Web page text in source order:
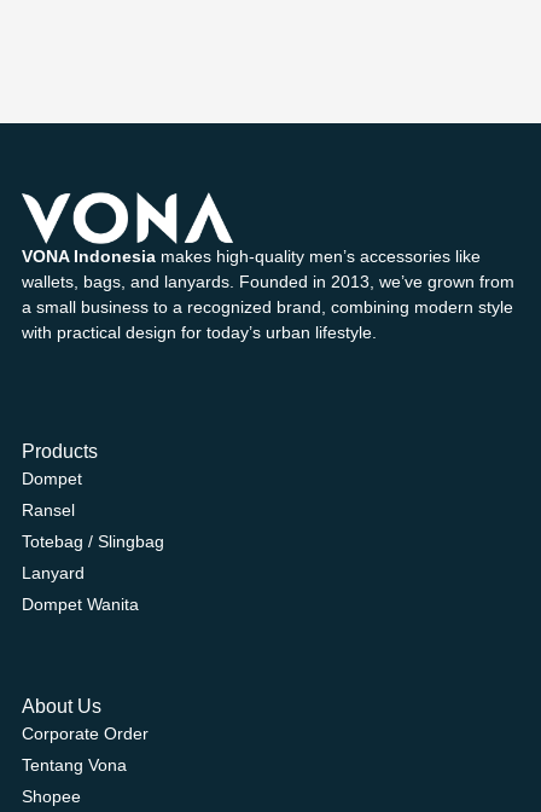
VONA Indonesiamakes high-quality men’s accessories like
wallets, bags, and lanyards. Founded in 2013, we’ve grown from
a small business to a recognized brand, combining modern style
with practical design for today’s urban lifestyle.
Products
Dompet
Ransel
Totebag / Slingbag
Lanyard
Dompet Wanita
About Us
Corporate Order
Tentang Vona
Shopee